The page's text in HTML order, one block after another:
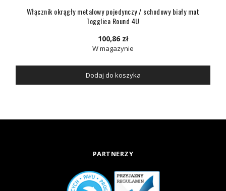
Włącznik okrągły metalowy pojedynczy / schodowy biały mat
Togglica Round 4U
100,86 zł
W magazynie
Dodaj do koszyka
PARTNERZY